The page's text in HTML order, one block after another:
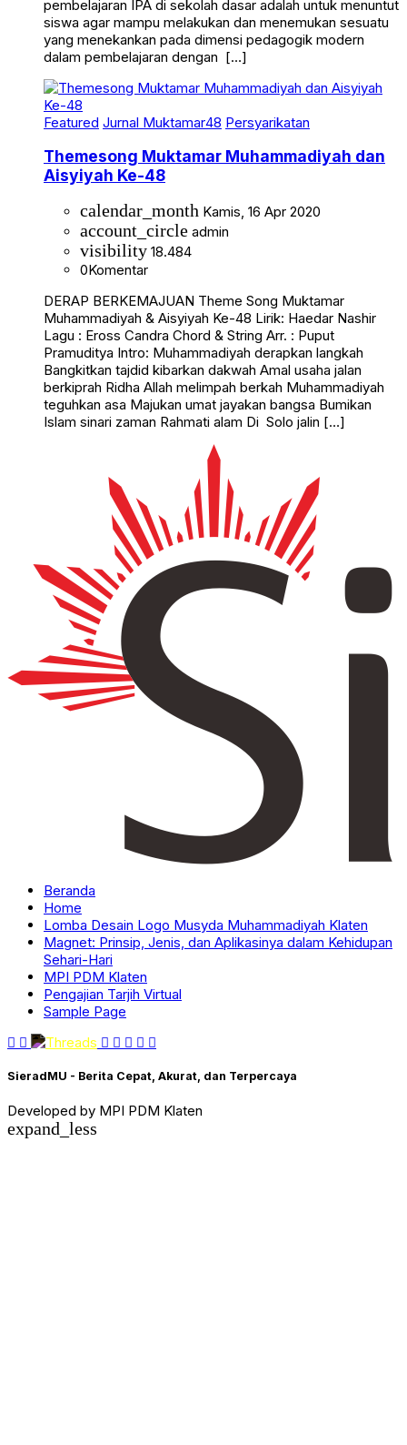
pembelajaran IPA di sekolah dasar adalah untuk menuntut
siswa agar mampu melakukan dan menemukan sesuatu
yang menekankan pada dimensi pedagogik modern
dalam pembelajaran dengan […]
Featured Jurnal Muktamar48 Persyarikatan
Themesong Muktamar Muhammadiyah dan
Aisyiyah Ke-48
calendar_month Kamis, 16 Apr 2020
account_circle admin
visibility 18.484
0Komentar
DERAP BERKEMAJUAN Theme Song Muktamar
Muhammadiyah & Aisyiyah Ke-48 Lirik: Haedar Nashir
Lagu : Eross Candra Chord & String Arr. : Puput
Pramuditya Intro: Muhammadiyah derapkan langkah
Bangkitkan tajdid kibarkan dakwah Amal usaha jalan
berkiprah Ridha Allah melimpah berkah Muhammadiyah
teguhkan asa Majukan umat jayakan bangsa Bumikan
Islam sinari zaman Rahmati alam Di Solo jalin […]
Beranda
Home
Lomba Desain Logo Musyda Muhammadiyah Klaten
Magnet: Prinsip, Jenis, dan Aplikasinya dalam Kehidupan
Sehari-Hari
MPI PDM Klaten
Pengajian Tarjih Virtual
Sample Page
SieradMU - Berita Cepat, Akurat, dan Terpercaya
Developed by MPI PDM Klaten
expand_less